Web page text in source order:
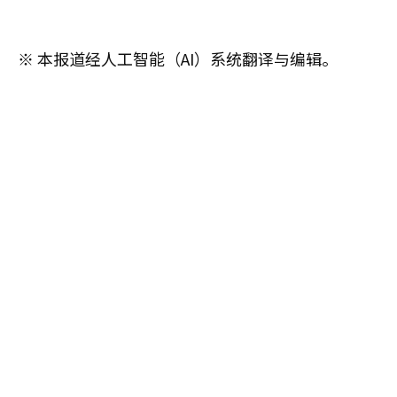
※ 本报道经人工智能（AI）系统翻译与编辑。